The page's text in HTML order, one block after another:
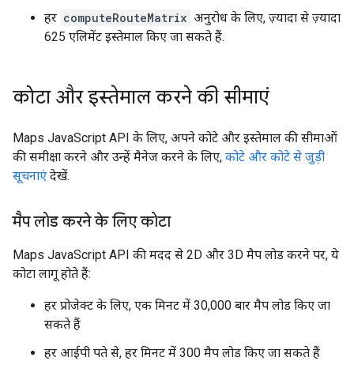
हर computeRouteMatrix अनुरोध के लिए, ज़्यादा से ज़्यादा
625 एलिमेंट इस्तेमाल किए जा सकते हैं.
कोटा और इस्तेमाल करने की सीमाएं
Maps JavaScript API के लिए, अपने कोटे और इस्तेमाल की सीमाओं
की समीक्षा करने और उन्हें मैनेज करने के लिए, कोटे और कोटे से जुड़ी
सूचनाएं देखें.
मैप लोड करने के लिए कोटा
Maps JavaScript API की मदद से 2D और 3D मैप लोड करने पर, ये
कोटा लागू होते हैं:
हर प्रोजेक्ट के लिए, एक मिनट में 30,000 बार मैप लोड किए जा
सकते हैं
हर आईपी पते से, हर मिनट में 300 मैप लोड किए जा सकते हैं